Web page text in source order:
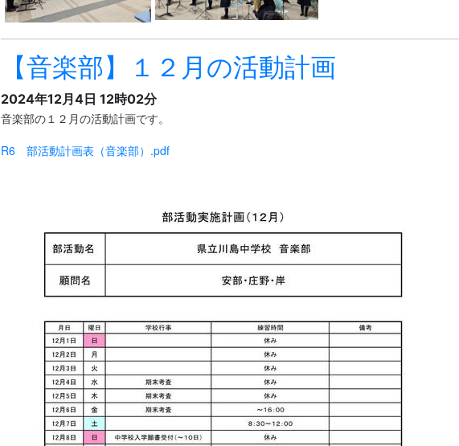
【音楽部】１２月の活動計画
2024年12月4日 12時02分
音楽部の１２月の活動計画です。
R6 部活動計画表（音楽部）.pdf